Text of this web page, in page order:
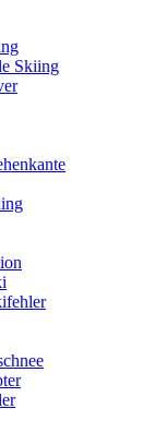
Skiing